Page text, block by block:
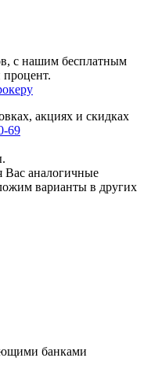
с нашим бесплатным
акциях и скидках
69
Вас аналогичные
варианты в других
банками